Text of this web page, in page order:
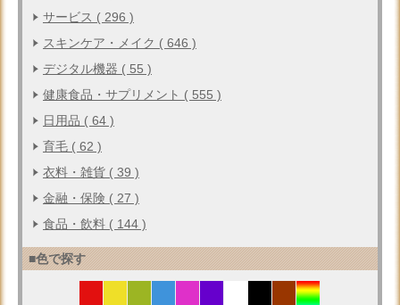
サービス ( 296 )
スキンケア・メイク ( 646 )
デジタル機器 ( 55 )
健康食品・サプリメント ( 555 )
日用品 ( 64 )
育毛 ( 62 )
衣料・雑貨 ( 39 )
金融・保険 ( 27 )
食品・飲料 ( 144 )
■色で探す